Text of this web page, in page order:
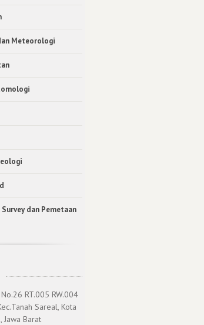
Meteorologi
dan Pemetaan
RT.005 RW.004
Sareal, Kota
Barat